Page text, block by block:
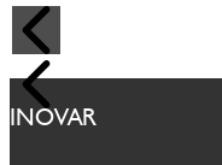
INOVAR